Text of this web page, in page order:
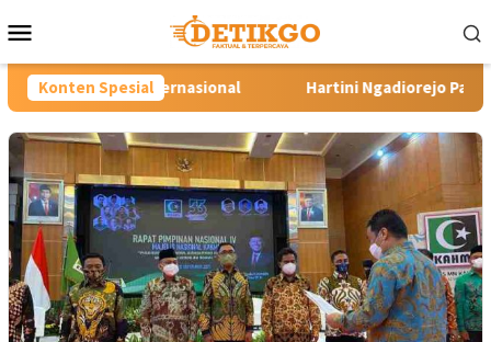
ke
Mobile
Konten SpesialHartini Ngadiorejo Pacu Transformasi SMKN